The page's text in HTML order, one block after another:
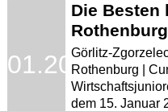
Die Besten
Rothenburg
Görlitz-
Rothenburg |
dem 15. Januar